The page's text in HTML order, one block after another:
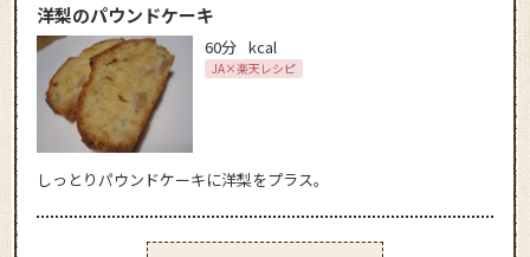
洋梨のパウンドケーキ
60分 kcal
JA×楽天レシピ
しっとりパウンドケーキに洋梨をプラス。